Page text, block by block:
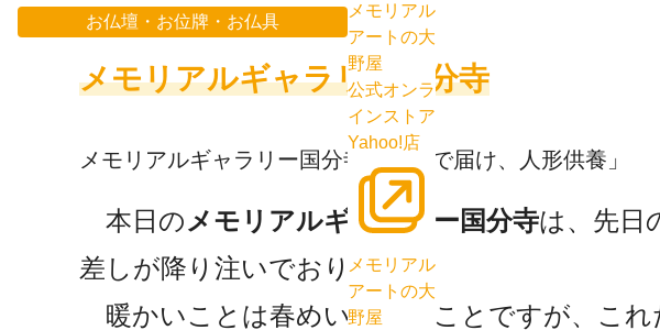
お仏壇・お位牌・お仏具
メモリアル
アートの大
野屋
公式オンラ
インストア
Yahoo!店
メモリアル
アートの大
野屋
メモリアルギャラリー国分寺
メモリアルギャラリー国分寺「天まで届け、人形供養」
本日のメモリアルギャラリー国分寺は、先日
差しが降り注いでおります。
暖かいことは春めいていいことですが、これ